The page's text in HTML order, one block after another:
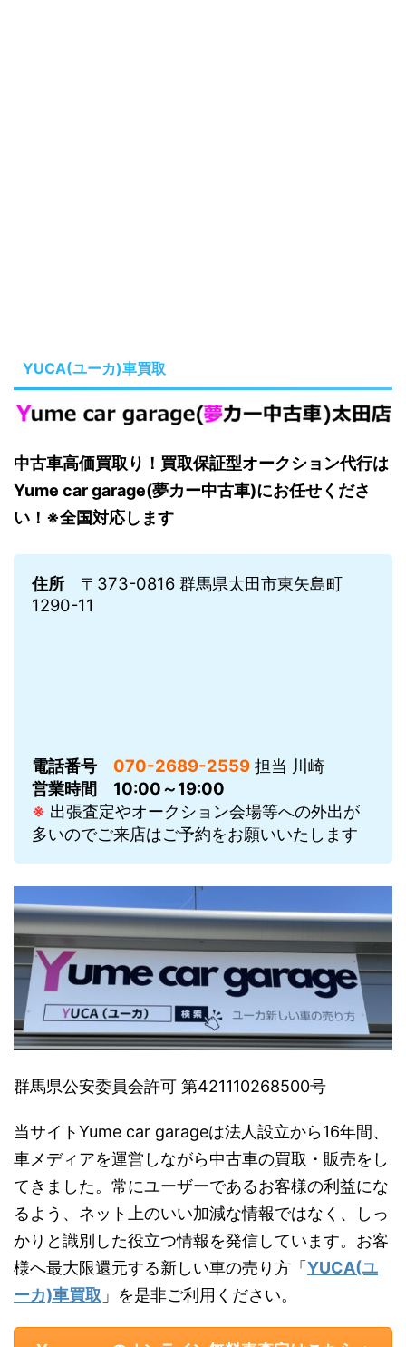
YUCA(ユーカ)車買取
中古車高価買取り！買取保証型オークション代行は
Yume car garage(夢カー中古車)にお任せくださ
い！※全国対応します
住所 〒373-0816 群馬県太田市東矢島町
1290-11
電話番号 070-2689-2559 担当 川崎
営業時間
10:00～19:00
※ 出張査定やオークション会場等への外出が
多いのでご来店はご予約をお願いいたします
群馬県公安委員会許可 第421110268500号
当サイトYume car garageは法人設立から16年間、
車メディアを運営しながら中古車の買取・販売をし
てきました。常にユーザーであるお客様の利益にな
るよう、ネット上のいい加減な情報ではなく、しっ
かりと識別した役立つ情報を発信しています。お客
様へ最大限還元する新しい車の売り方「 YUCA(ユ
ーカ)車買取 」を是非ご利用ください。